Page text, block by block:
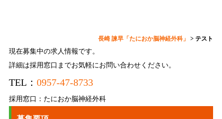
長崎 諫早「たにおか脳神経外科」 >テスト
現在募集中の求人情報です。
詳細は採用窓口までお気軽にお問い合わせください。
TEL： 0957-47-8733
採用窓口：たにおか脳神経外科